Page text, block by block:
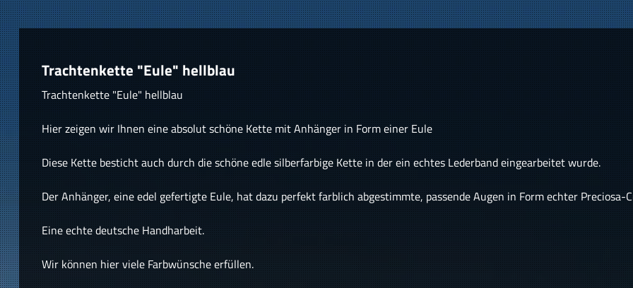
Trachtenkette "Eule" hellblau
Trachtenkette "Eule" hellblau
Hier zeigen wir Ihnen eine absolut schöne Kette mit Anhänger in Form einer Eule
Diese Kette besticht auch durch die schöne edle silberfarbige Kette in der ein echtes Lederband eingearbeitet wurde.
Der Anhänger, eine edel gefertigte Eule, hat dazu perfekt farblich abgestimmte, passende Augen in Form echter Preciosa-
Eine echte deutsche Handharbeit.
Wir können hier viele Farbwünsche erfüllen.